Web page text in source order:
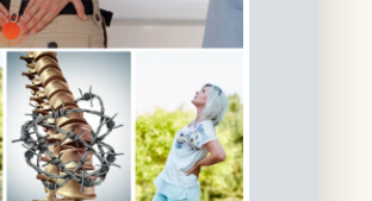
műtét
pótlás
műtét